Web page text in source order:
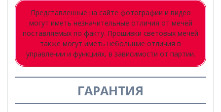
Представленные на сайте фотографии и видео
могут иметь незначительные отличия от мечей
поставляемых по факту. Прошивки световых мечей
также могут иметь небольшие отличия в
управлении и функциях, в зависимости от партии.
ГАРАНТИЯ